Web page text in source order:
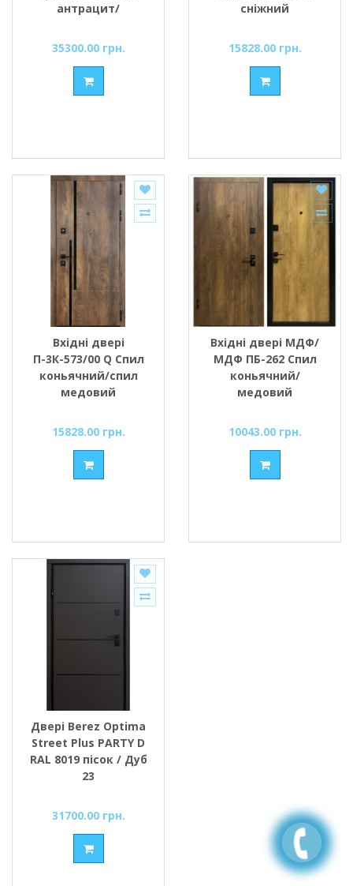
антрацит/
(Кале) 1200мм
35300.00 грн.
сніжний
15828.00 грн.
Вхідні двері
П-3К-573/00 Q Спил
коньячний/спил
медовий
15828.00 грн.
Вхідні двері МДФ/
МДФ ПБ-262 Спил
коньячний/
медовий
10043.00 грн.
Двері Berez Optima
Street Plus PARTY D
RAL 8019 пісок / Дуб
23
31700.00 грн.